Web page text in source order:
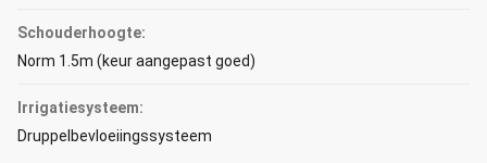
Schouderhoogte:
Norm 1.5m (keur aangepast goed)
Irrigatiesysteem:
Druppelbevloeiingssysteem